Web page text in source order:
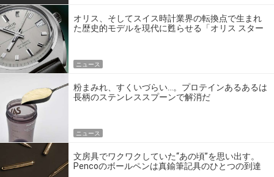
オリス、そしてスイス時計業界の転換点で生まれ
た歴史的モデルを現代に甦らせる「オリス スター
ニュース
粉まみれ、すくいづらい…。プロテインあるあるは
長柄のステンレススプーンで解消だ
ニュース
文房具でワクワクしていた“あの頃”を思い出す。
Pencoのボールペンは真鍮筆記具のひとつの到達